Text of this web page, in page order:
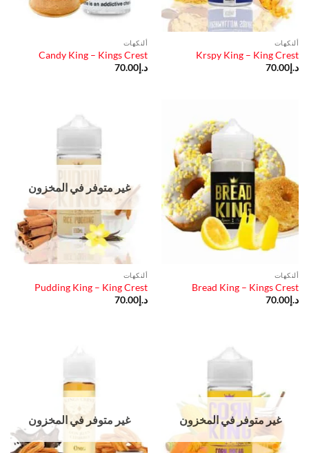
ألنكهات
Krspy King – King Crest
د.إ 70.00
ألنكهات
Candy King – Kings Crest
د.إ 70.00
ألنكهات
Bread King – Kings Crest
د.إ 70.00
غير متوفر في المخزون
ألنكهات
Pudding King – King Crest
د.إ 70.00
غير متوفر في المخزون غير متوفر في المخزون